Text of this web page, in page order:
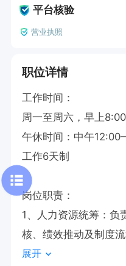
平台核验
营业执照
职位详情
工作时间：
周一至周六，早上
午休时间：中午
工作6天制
岗位职责：
1、人力资源统筹：负
核、绩效推动及制度
2、行政后勤管理：统
展开